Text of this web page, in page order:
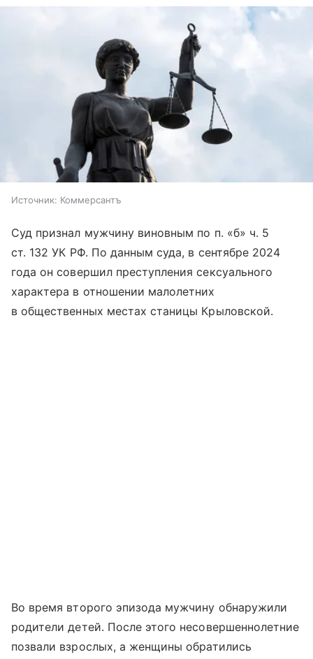
Источник: Коммерсантъ
Суд признал мужчину виновным по п. «б» ч. 5
ст. 132 УК РФ. По данным суда, в сентябре 2024
года он совершил преступления сексуального
характера в отношении малолетних
в общественных местах станицы Крыловской.
Во время второго эпизода мужчину обнаружили
родители детей. После этого несовершеннолетние
позвали взрослых, а женщины обратились